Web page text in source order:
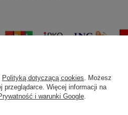
Polityką dotyczącą cookies . Możesz
przeglądarce. Więcej informacji na
i warunki Google